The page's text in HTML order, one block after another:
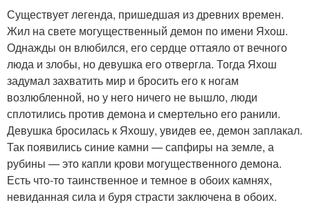
Существует легенда, пришедшая из древних времен.
Жил на свете могущественный демон по имени Яхош.
Однажды он влюбился, его сердце оттаяло от вечного
люда и злобы, но девушка его отвергла. Тогда Яхош
задумал захватить мир и бросить его к ногам
возлюбленной, но у него ничего не вышло, люди
сплотились против демона и смертельно его ранили.
Девушка бросилась к Яхошу, увидев ее, демон заплакал.
Так появились синие камни — сапфиры на земле, а
рубины — это капли крови могущественного демона.
Есть что-то таинственное и темное в обоих камнях,
невиданная сила и буря страсти заключена в обоих.